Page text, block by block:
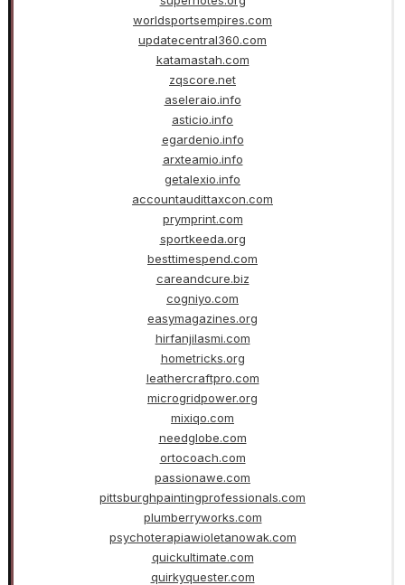
worldsportsempires.com
updatecentral360.com
katamastah.com
zqscore.net
aseleraio.info
asticio.info
egardenio.info
arxteamio.info
getalexio.info
accountaudittaxcon.com
prymprint.com
sportkeeda.org
besttimespend.com
careandcure.biz
cogniyo.com
easymagazines.org
hirfanjilasmi.com
hometricks.org
leathercraftpro.com
microgridpower.org
mixiqo.com
needglobe.com
ortocoach.com
passionawe.com
pittsburghpaintingprofessionals.com
plumberryworks.com
psychoterapiawioletanowak.com
quickultimate.com
quirkyquester.com